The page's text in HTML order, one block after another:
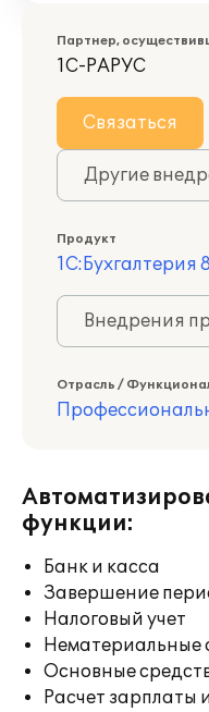
Партнер,
1С-РАРУС
Связаться
Другие
Продукт
1С:Бухгалтерия 8
Внедрения
Отрасль /
функции:
Банк и касса
Завершение
Налоговый учет
Нематериальные
Основные
Расчет зарплаты